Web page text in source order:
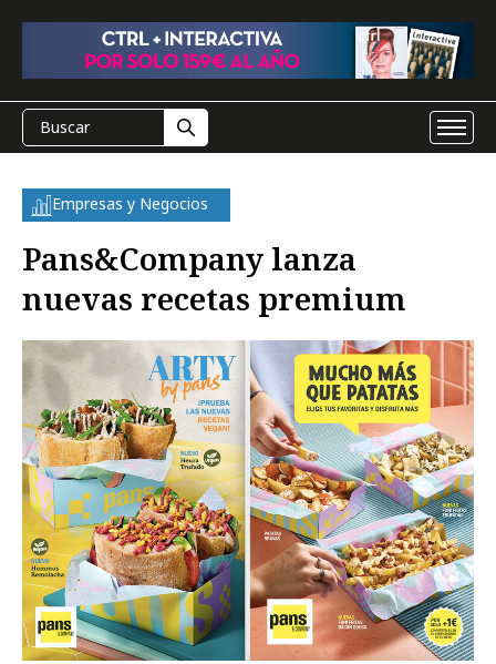
Empresas y Negocios
Pans&Company lanza
nuevas recetas premium